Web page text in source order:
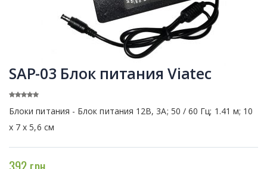
SAP-03 Блок питания Viatec
Блоки питания - Блок питания 12В, 3А; 50 / 60 Гц; 1.41 м; 10
х 7 х 5,6 см